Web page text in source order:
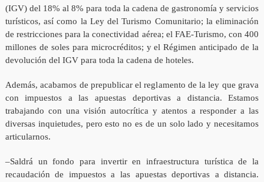
(IGV) del 18% al 8% para toda la cadena de gastronomía y servicios
turísticos, así como la Ley del Turismo Comunitario; la eliminación
de restricciones para la conectividad aérea; el FAE-Turismo, con 400
millones de soles para microcréditos; y el Régimen anticipado de la
devolución del IGV para toda la cadena de hoteles.
Además, acabamos de prepublicar el reglamento de la ley que grava
con impuestos a las apuestas deportivas a distancia. Estamos
trabajando con una visión autocrítica y atentos a responder a las
diversas inquietudes, pero esto no es de un solo lado y necesitamos
articularnos.
–Saldrá un fondo para invertir en infraestructura turística de la
recaudación de impuestos a las apuestas deportivas a distancia.